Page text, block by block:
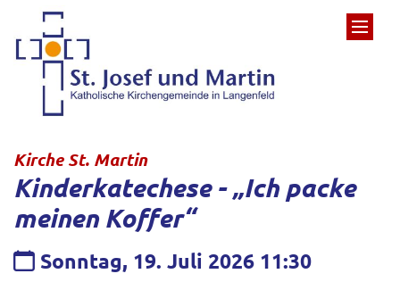
Zum Inhalt springen
Kirche St. Martin:
Kinderkatechese - „Ich packe
meinen Koffer“
Datum:
Sonntag, 19. Juli 2026 11:30